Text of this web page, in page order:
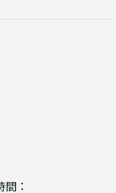
：